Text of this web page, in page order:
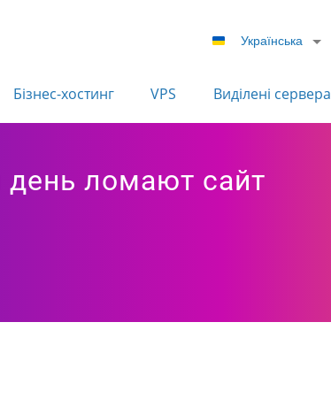
Українська
Бізнес-хостинг VPS Виділені сервера
ломают сайт